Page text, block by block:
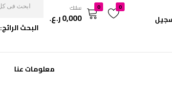
البحث الرائج:
0
0 سلتك
0,000ر.ع.
معلومات عنا